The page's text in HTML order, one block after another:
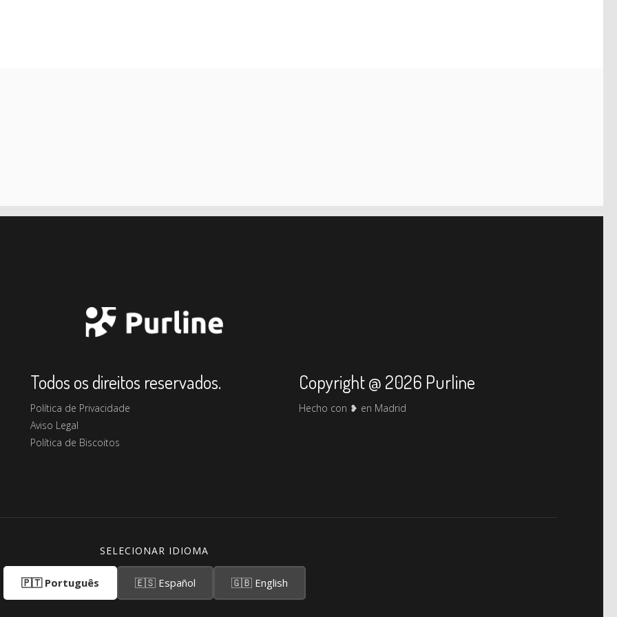
Todos os direitos reservados.
Política de Privacidade
Aviso Legal
Política de Biscoitos
Copyright @ 2026 Purline
Hecho con ❥ en Madrid
SELECIONAR IDIOMA
🇵🇹 Português 🇪🇸 Español 🇬🇧 English